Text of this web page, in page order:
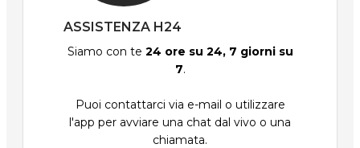
ASSISTENZA H24
Siamo con te 24 ore su 24, 7 giorni su
7.
Puoi contattarci via e-mail o utilizzare
l'app per avviare una chat dal vivo o una
chiamata.